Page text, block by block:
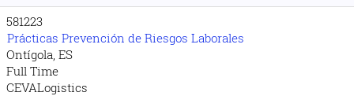
581223
Prácticas Prevención de Riesgos Laborales
Ontígola, ES
Full Time
CEVALogistics